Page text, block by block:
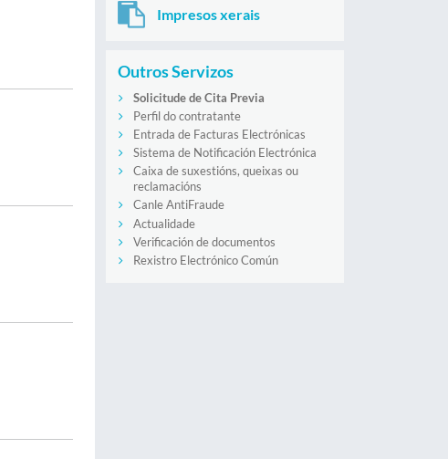
Impresos xerais
Outros Servizos
Solicitude de Cita Previa
Perfil do contratante
Entrada de Facturas Electrónicas
Sistema de Notificación Electrónica
Caixa de suxestións, queixas ou
reclamacións
Canle AntiFraude
Actualidade
Verificación de documentos
Rexistro Electrónico Común